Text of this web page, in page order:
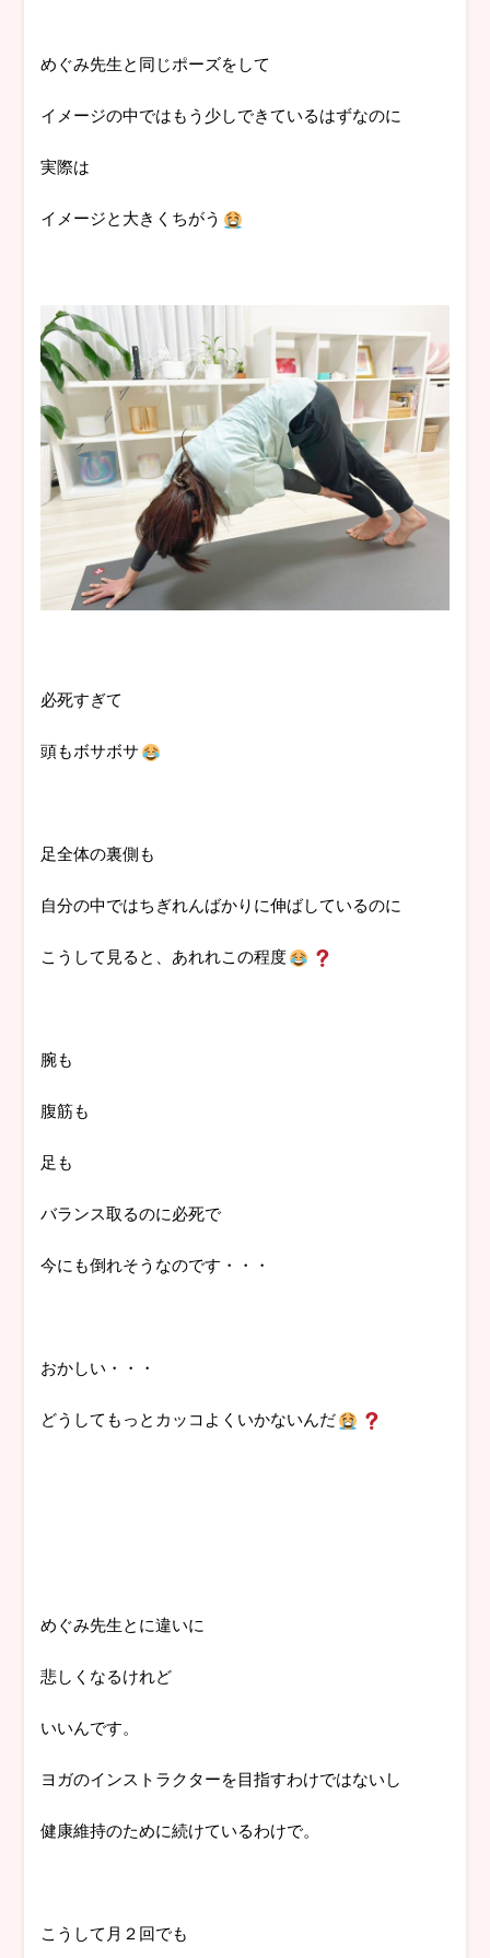
めぐみ先生と同じポーズをして
イメージの中ではもう少しできているはずなのに
実際は
イメージと大きくちがう
必死すぎて
頭もボサボサ
足全体の裏側も
自分の中ではちぎれんばかりに伸ばしているのに
こうして見ると、あれれこの程度
腕も
腹筋も
足も
バランス取るのに必死で
今にも倒れそうなのです・・・
おかしい・・・
どうしてもっとカッコよくいかないんだ
めぐみ先生とに違いに
悲しくなるけれど
いいんです。
ヨガのインストラクターを目指すわけではないし
健康維持のために続けているわけで。
こうして月２回でも